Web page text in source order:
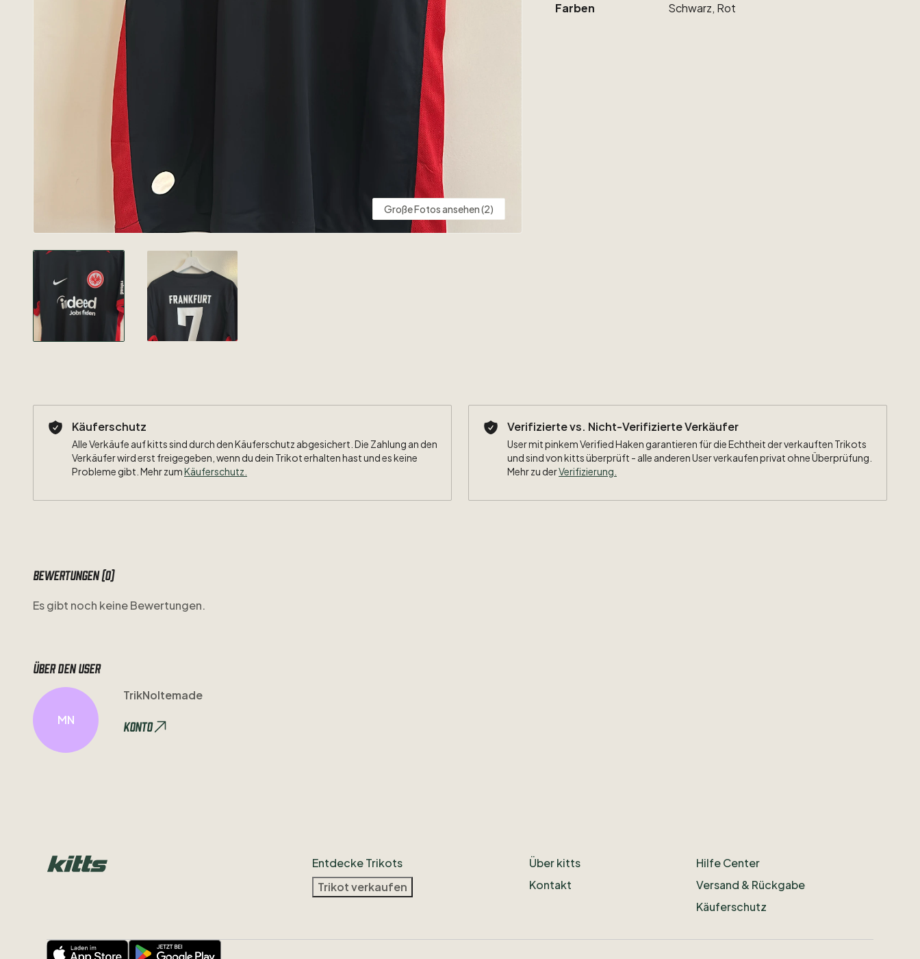
Große Fotos ansehen (2)
Farben Schwarz, Rot
Käuferschutz
Alle Verkäufe auf kitts sind durch den Käuferschutz abgesichert. Die Zahlung an den
Verkäufer wird erst freigegeben, wenn du dein Trikot erhalten hast und es keine
Probleme gibt. Mehr zumKäuferschutz
Verifizierte vs. Nicht-Verifizierte Verkäufer
User mit pinkem Verified Haken garantieren für die Echtheit der verkauften Trikots
und sind von kitts überprüft - alle anderen User verkaufen privat ohne Überprüfung.
Mehr zu derVerifizierung.
Bewertungen (0)
Es gibt noch keine Bewertungen.
Über den user
MN
TrikNoltemade
Konto
Entdecke Trikots
Trikot verkaufen
Über kitts
Kontakt
Hilfe Center
Versand & Rückgabe
Käuferschutz